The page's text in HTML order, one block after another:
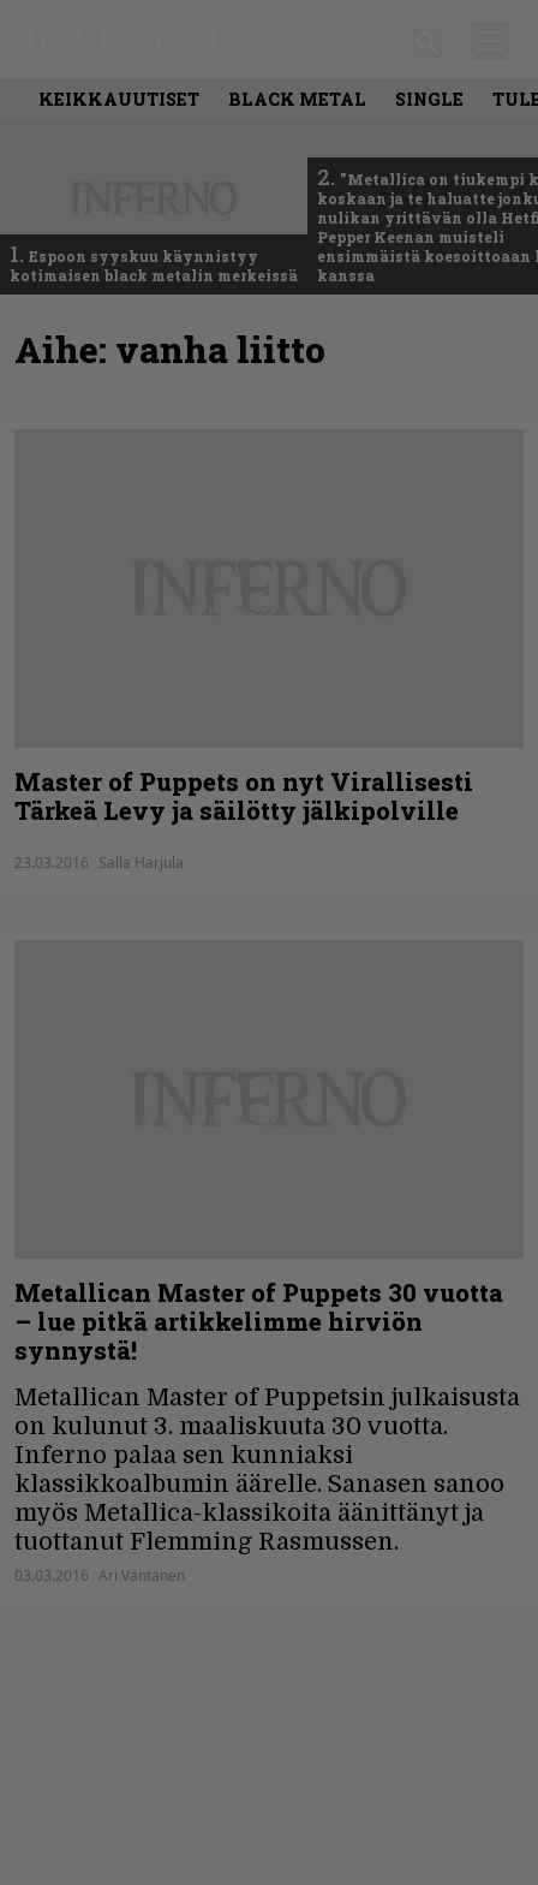
KEIKKAUUTISET BLACK METAL SINGLE
1. Espoon syyskuu käynnistyy
kotimaisen black metalin merkeissä
2. ”Metallica on tiukempi
koskaan ja te haluatte
nulikan yrittävän olla
Pepper Keenan muisteli
ensimmäistä
kanssa
Aihe: vanha liitto
Master of Puppets on nyt Virallisesti
Tärkeä Levy ja säilötty jälkipolville
23.03.2016 Salla Harjula
Metallican Master of Puppets 30 vuotta
– lue pitkä artikkelimme hirviön
synnystä!
Metallican Master of Puppetsin julkaisusta
on kulunut 3. maaliskuuta 30 vuotta.
Inferno palaa sen kunniaksi
klassikkoalbumin äärelle. Sanasen sanoo
myös Metallica-klassikoita äänittänyt ja
tuottanut Flemming Rasmussen.
03.03.2016 Ari Väntänen